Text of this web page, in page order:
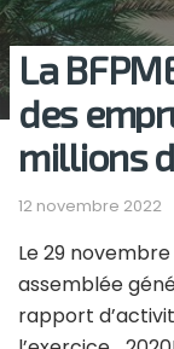
La
des
millions
12 novembre 2022
Le 29
assemblée
rapport